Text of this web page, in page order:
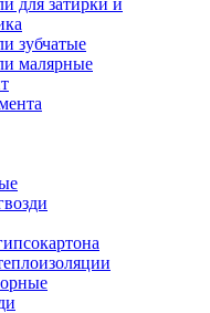
для затирки и
зубчатые
малярные